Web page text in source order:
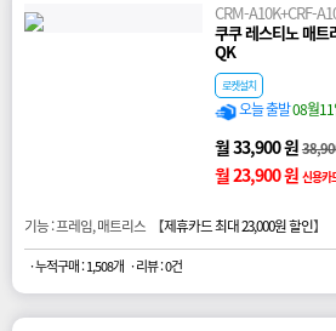
CRM-A10K+CRF-
쿠쿠 레스티노 매트
QK
로켓설치
오늘 출발08월11
월 33,900 원
월 23,900 원 신용카
기능 : 프레임, 매트리스 【제휴카드 최대 23,000원 할인】
· 누적구매 : 1,508개 · 리뷰 : 0건